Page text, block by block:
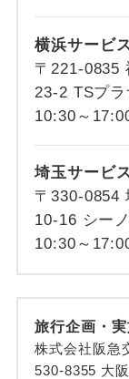
横浜サービ
〒221-0835
23-2 TSプ
10:30～
埼玉サービ
〒330-0854
10-16 シー
10:30～
旅行企画・
株式会社阪急
530-8355 大